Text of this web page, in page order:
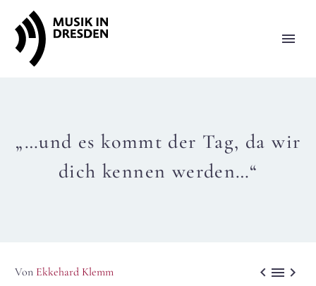
„…und es kommt der Tag, da wir
dich kennen werden…“
  
Von Ekkehard Klemm